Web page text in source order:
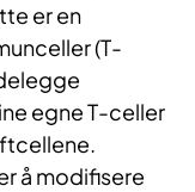
er en
(T-
egne T-celler
å modifisere